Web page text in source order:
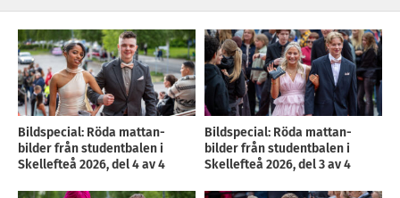
Bildspecial: Röda mattan-
bilder från studentbalen i
Skellefteå 2026, del 4 av 4
Bildspecial: Röda mattan-
bilder från studentbalen i
Skellefteå 2026, del 3 av 4